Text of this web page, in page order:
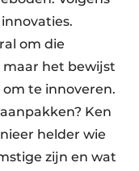
om die
het bewijst
te innoveren.
Ken
helder wie
zijn en wat